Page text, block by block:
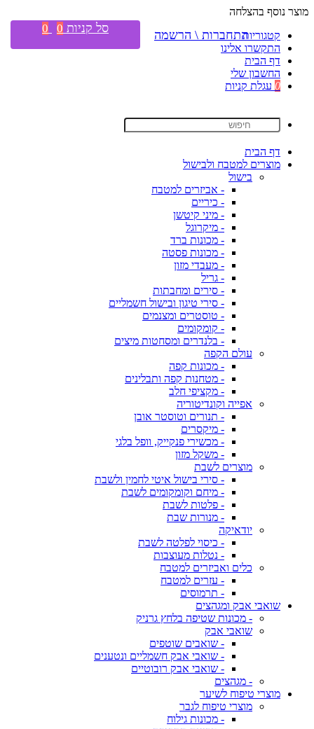
מוצר נוסף בהצלחה
קטגוריות
התקשרו אלינו
דף הבית
החשבון שלי
0 עגלת קניות
דף הבית
מוצרים למטבח ולבישול
בישול
- אביזרים למטבח
- כיריים
- מיני קיטשן
- מיקרוגל
- מכונות ברד
- מכונות פסטה
- מעבדי מזון
- גריל
- סירים ומחבתות
- סירי טיגון ובישול חשמליים
- טוסטרים ומצנמים
- קומקומים
- בלנדרים ומסחטות מיצים
עולם הקפה
- מכונות קפה
- מטחנות קפה ותבלינים
- מקציפי חלב
אפייה וקונדיטוריה
- תנורים וטוסטר אובן
- מיקסרים
- מכשירי פנקייק, וופל בלגי
- משקל מזון
מוצרים לשבת
- סירי בישול איטי לחמין ולשבת
- מיחם וקומקומים לשבת
- פלטות לשבת
- מנורות שבת
יודאיקה
- כיסוי לפלטה לשבת
- נטלות מעוצבות
כלים ואביזרים למטבח
- עזרים למטבח
- תרמוסים
שואבי אבק ומגהצים
- מכונות שטיפה בלחץ גרניק
שואבי אבק
- שואבים שוטפים
- שואבי אבק חשמליים ונטענים
- שואבי אבק רובוטיים
- מגהצים
מוצרי טיפוח לשיער
מוצרי טיפוח לגבר
- מכונות גילוח
התחברות \ הרשמה סל קניות 0
0